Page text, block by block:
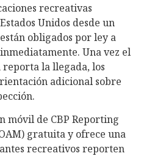
recreativas
Unidos desde un
obligados por ley a
Una vez el
la llegada, los
adicional sobre
móvil de CBP Reporting
gratuita y ofrece una
recreativos reporten